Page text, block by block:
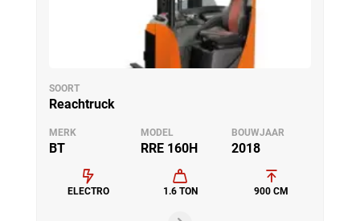
SOORT
Reachtruck
MERK
BT
MODEL
RRE 160H
BOUWJAAR
2018
ELECTRO 1.6 TON 900 CM